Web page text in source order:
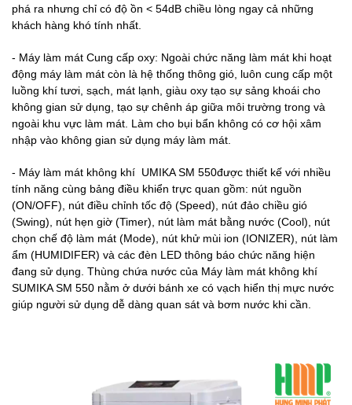
phá ra nhưng chỉ có độ ồn < 54dB chiều lòng ngay cả những
khách hàng khó tính nhất.
- Máy làm mát Cung cấp oxy: Ngoài chức năng làm mát khi hoạt
động máy làm mát còn là hệ thống thông gió, luôn cung cấp một
luồng khí tươi, sạch, mát lạnh, giàu oxy tạo sự sảng khoái cho
không gian sử dụng, tạo sự chênh áp giữa môi trường trong và
ngoài khu vực làm mát. Làm cho bụi bẩn không có cơ hội xâm
nhập vào không gian sử dụng máy làm mát.
- Máy làm mát không khí UMIKA SM 550được thiết kế với nhiều
tính năng cùng bảng điều khiển trực quan gồm: nút nguồn
(ON/OFF), nút điều chỉnh tốc độ (Speed), nút đảo chiều gió
(Swing), nút hẹn giờ (Timer), nút làm mát bằng nước (Cool), nút
chọn chế độ làm mát (Mode), nút khử mùi ion (IONIZER), nút làm
ẩm (HUMIDIFER) và các đèn LED thông báo chức năng hiện
đang sử dụng. Thùng chứa nước của Máy làm mát không khí
SUMIKA SM 550 nằm ở dưới bánh xe có vạch hiển thị mực nước
giúp người sử dụng dễ dàng quan sát và bơm nước khi cần.